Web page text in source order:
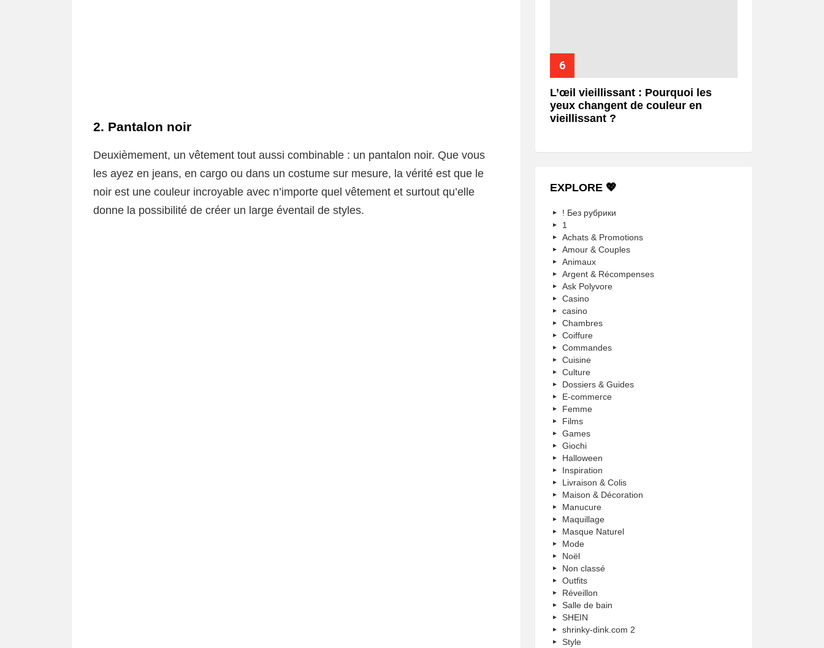
2. Pantalon noir
Deuxièmement, un vêtement tout aussi combinable : un pantalon noir. Que vous
les ayez en jeans, en cargo ou dans un costume sur mesure, la vérité est que le
noir est une couleur incroyable avec n’importe quel vêtement et surtout qu’elle
donne la possibilité de créer un large éventail de styles.
L’œil vieillissant : Pourquoi les
yeux changent de couleur en
vieillissant ?
EXPLORE 💖
! Без рубрики
1
Achats & Promotions
Amour & Couples
Animaux
Argent & Récompenses
Ask Polyvore
Casino
casino
Chambres
Coiffure
Commandes
Cuisine
Culture
Dossiers & Guides
E-commerce
Femme
Films
Games
Giochi
Halloween
Inspiration
Livraison & Colis
Maison & Décoration
Manucure
Maquillage
Masque Naturel
Mode
Noël
Non classé
Outfits
Réveillon
Salle de bain
SHEIN
shrinky-dink.com 2
Style